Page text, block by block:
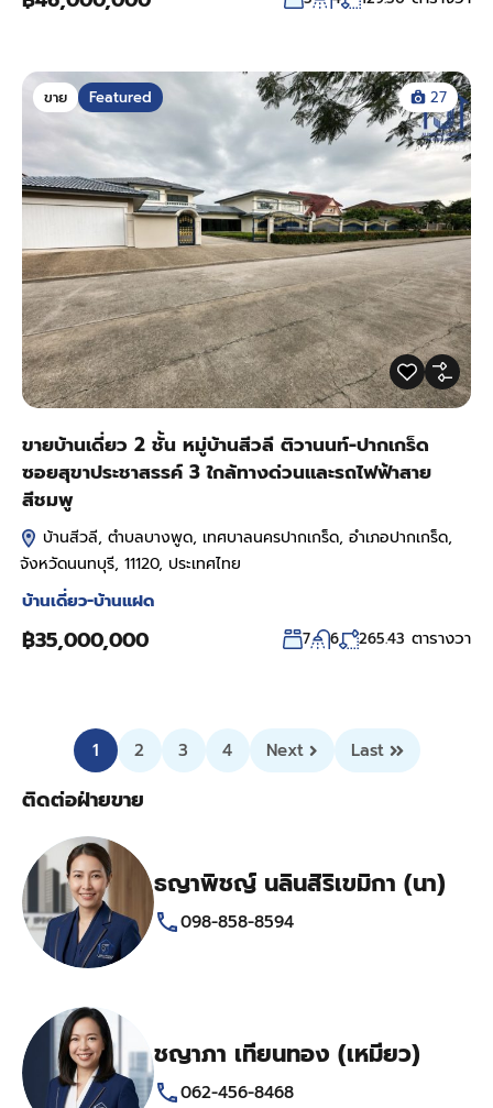
ขาย Featured 27
ขายบ้านเดี่ยว 2 ชั้น หมู่บ้านสีวลี ติวานนท์-ปากเกร็ด
ซอยสุขาประชาสรรค์ 3 ใกล้ทางด่วนและรถไฟฟ้าสาย
สีชมพู
บ้านสีวลี, ตำบลบางพูด, เทศบาลนครปากเกร็ด, อำเภอปากเกร็ด,
จังหวัดนนทบุรี, 11120, ประเทศไทย
บ้านเดี่ยว-บ้านแฝด
฿35,000,000 7 6 265.43 ตารางวา
1 2 3 4 Next Last
ติดต่อฝ่ายขาย
ธญาพิชญ์ นลินสิริเขมิกา (นา)
098-858-8594
ชญาภา เทียนทอง (เหมียว)
062-456-8468